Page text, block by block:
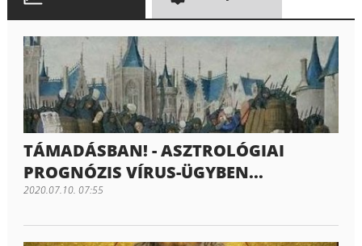
TÁMADÁSBAN! - ASZTROLÓGIAI
PROGNÓZIS VÍRUS-ÜGYBEN...
2020.07.10. 07:55